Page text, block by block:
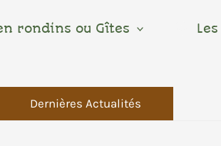
rondins ou Gîtes
Dernières Actualités